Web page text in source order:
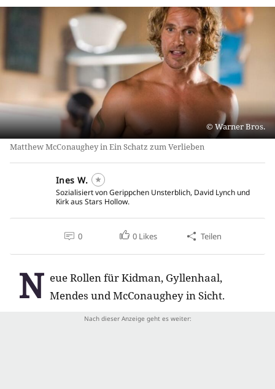
Warner Bros.
Matthew McConaughey in Ein Schatz zum Verlieben
Ines W.
Sozialisiert von Gerippchen Unsterblich, David Lynch und
Kirk aus Stars Hollow.
0 0 Likes Teilen
N eue Rollen für Kidman, Gyllenhaal,
Mendes und McConaughey in Sicht.